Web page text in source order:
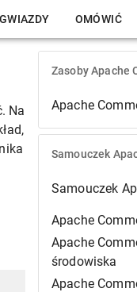
GWIAZDY OMÓWIĆ
Na
Zasoby Apache
Apache
Samouczek
Samouczek
Apache
Apache
środowiska
Apache